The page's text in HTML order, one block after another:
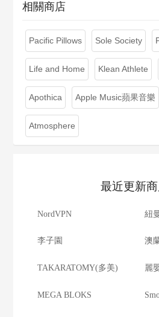
相關商店
Pacific Pillows Sole Society
Life and Home Klean Athlete
Apothica Apple Music蘋果音樂
Atmosphere
最近更新
NordVPN 紐
李子園 澳
TAKARATOMY(多美) 麗
MEGA BLOKS